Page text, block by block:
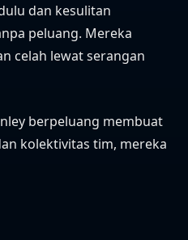
dan kesulitan
peluang. Mereka
celah lewat serangan
berpeluang membuat
kolektivitas tim, mereka